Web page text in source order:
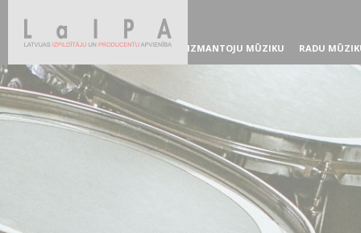
IZMANTOJU MŪZIKU RADU